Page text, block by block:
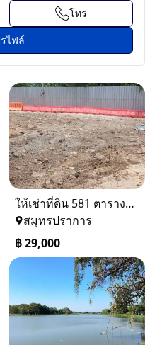
โทร
ไฟล์
ให้เช่าที่ดิน 581 ตารางวา ตรงข้างอู่ใหม่แจ็คบางหญ้าแพรก บางหัวเสือ
สมุทรปราการ
฿29,000